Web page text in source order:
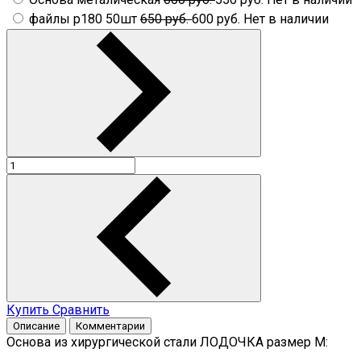
файлы p180 50шт 650 руб.600 руб. Нет в наличии
Купить Сравнить
Описание Комментарии
Основа из хирургической стали ЛОДОЧКА размер М: